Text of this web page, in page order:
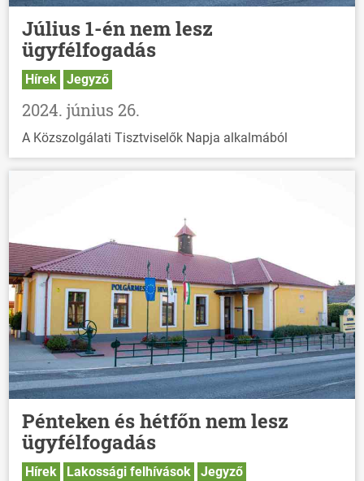
Július 1-én nem lesz
ügyfélfogadás
Hírek Jegyző
2024. június 26.
A Közszolgálati Tisztviselők Napja alkalmából
Pénteken és hétfőn nem lesz
ügyfélfogadás
Hírek Lakossági felhívások Jegyző